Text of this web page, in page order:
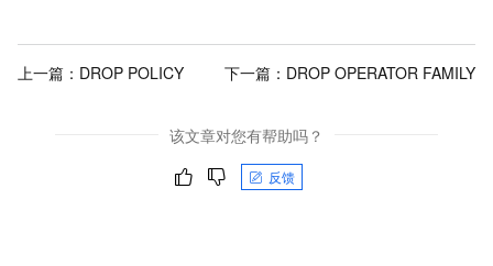
上一篇： DROP POLICY 下一篇： DROP OPERATOR FAMILY
该文章对您有帮助吗？
反馈